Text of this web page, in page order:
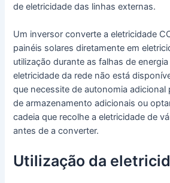
de eletricidade das linhas externas.
Um inversor converte a eletricidade
painéis solares diretamente em
utilização durante as falhas de
eletricidade da rede não está
que necessite de autonomia adicional
de armazenamento adicionais ou
cadeia que recolhe a eletricidade de
antes de a converter.
Utilização da